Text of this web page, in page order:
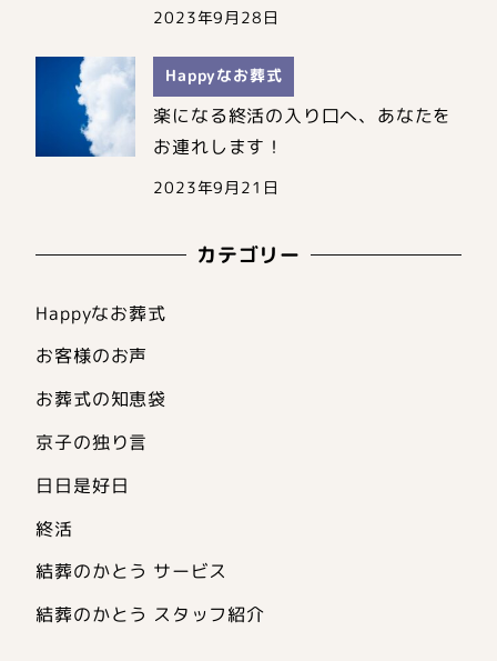
2023年9月28日
Happyなお葬式
楽になる終活の入り口へ、あなたを
お連れします！
2023年9月21日
カテゴリー
Happyなお葬式
お客様のお声
お葬式の知恵袋
京子の独り言
日日是好日
終活
結葬のかとう サービス
結葬のかとう スタッフ紹介